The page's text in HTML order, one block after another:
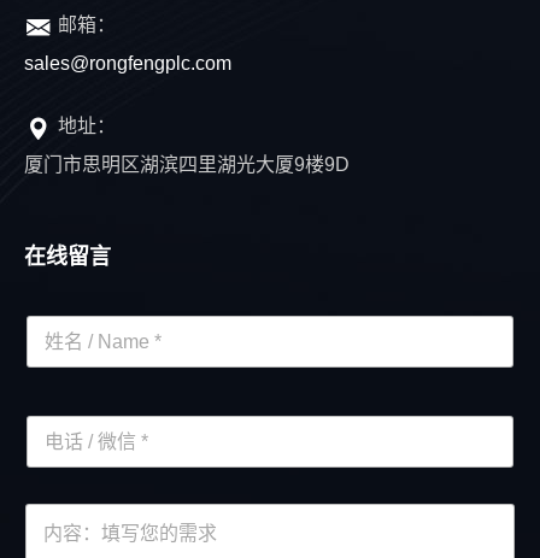
邮箱：
sales@rongfengplc.com
地址：
厦门市思明区湖滨四里湖光大厦9楼9D
在线留言